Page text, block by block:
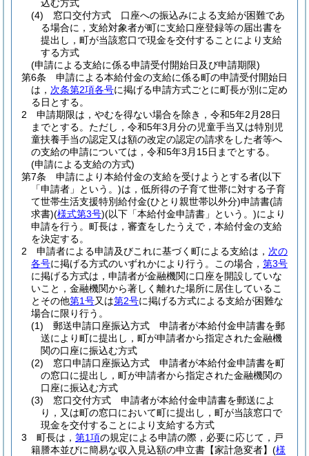
込む方式
(4)
窓口交付方式 口座への振込みによる支給が困難であ
る場合に，支給対象者が町に支給口座登録等の届出書を
提出し，町が当該窓口で現金を交付することにより支給
する方式
(申請による支給に係る申請受付開始日及び申請期限)
第6条
申請による本給付金の支給に係る町の申請受付開始日
は， 次条第2項各号に掲げる申請方式ごとに町長が別に定め
る日とする。
2
申請期限は，やむを得ない場合を除き，令和5年2月28日
までとする。 ただし，令和5年3月分の児童手当又は特別児
童扶養手当の認定又は額の改定の認定の請求をした者等へ
の支給の申請については，令和5年3月15日までとする。
(申請による支給の方式)
第7条
申請により本給付金の支給を受けようとする者(以下
「申請者」という。)は，低所得の子育て世帯に対する子育
て世帯生活支援特別給付金(ひとり親世帯以外分)申請書(請
求書)(様式第3号)(以下「本給付金申請書」という。)により
申請を行う。 町長は，審査をしたうえで，本給付金の支給
を決定する。
2
申請者による申請及びこれに基づく町による支給は， 次の
各号に掲げる方式のいずれかにより行う。 この場合， 第3号
に掲げる方式は，申請者が金融機関に口座を開設していな
いこと，金融機関から著しく離れた場所に居住しているこ
とその他第1号又は第2号に掲げる方式による支給が困難な
場合に限り行う。
(1)
郵送申請口座振込方式 申請者が本給付金申請書を郵
送により町に提出し，町が申請者から指定された金融機
関の口座に振込む方式
(2)
窓口申請口座振込方式 申請者が本給付金申請書を町
の窓口に提出し，町が申請者から指定された金融機関の
口座に振込む方式
(3)
窓口交付方式 申請者が本給付金申請書を郵送によ
り，又は町の窓口において町に提出し，町が当該窓口で
現金を交付することにより支給する方式
3
町長は， 第1項の規定による申請の際，必要に応じて，戸
籍謄本並びに簡易な収入見込額の申立書【家計急変者】 (様